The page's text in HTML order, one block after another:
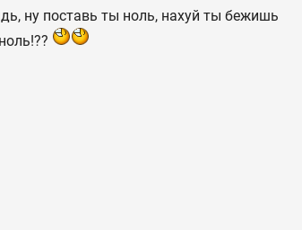
ну поставь ты ноль, нахуй ты бежишь